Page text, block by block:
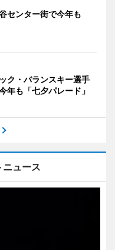
センター街で今年も
ク・バランスキー選手
年も「七夕パレード」
ニュース